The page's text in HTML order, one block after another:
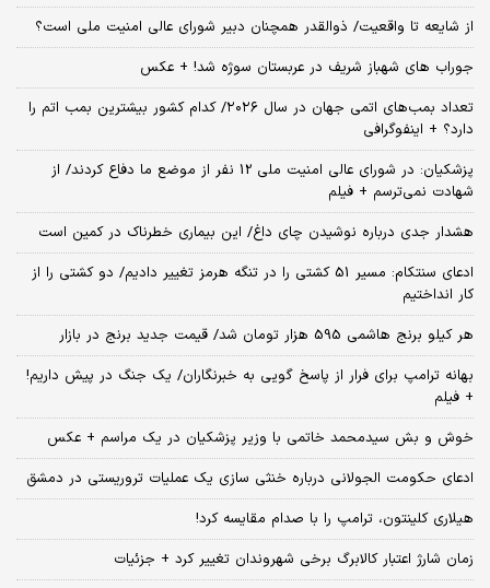
از شایعه تا واقعیت/ ذوالقدر همچنان دبیر شورای ‌عالی امنیت ملی است؟
جوراب های شهباز شریف در عربستان سوژه شد! + عکس
تعداد بمب‌های اتمی جهان در سال ۲۰۲۶/ کدام کشور بیشترین بمب اتم را
دارد؟ + اینفوگرافی
پزشکیان: در شورای عالی امنیت ملی 12 نفر از موضع ما دفاع کردند/ از
شهادت نمی‌ترسم + فیلم
هشدار جدی درباره نوشیدن چای داغ/ این بیماری خطرناک در کمین است
ادعای سنتکام: مسیر 51 کشتی را در تنگه هرمز تغییر دادیم/ دو کشتی را از
کار انداختیم
هر کیلو برنج هاشمی 595 هزار تومان شد/ قیمت جدید برنج در بازار
بهانه ترامپ برای فرار از پاسخ گویی به خبرنگاران/ یک جنگ در پیش داریم!
+ فیلم
خوش و بش سیدمحمد خاتمی با وزیر پزشکیان در یک مراسم + عکس
ادعای حکومت الجولانی درباره خنثی سازی یک عملیات تروریستی در دمشق
هیلاری کلینتون، ترامپ را با صدام مقایسه کرد!
زمان شارژ اعتبار کالابرگ برخی شهروندان تغییر کرد + جزئیات